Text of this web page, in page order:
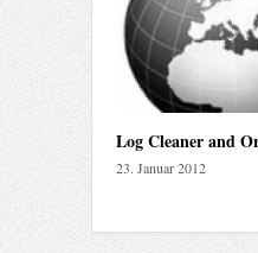
Log Cleaner and
23. Januar 2012